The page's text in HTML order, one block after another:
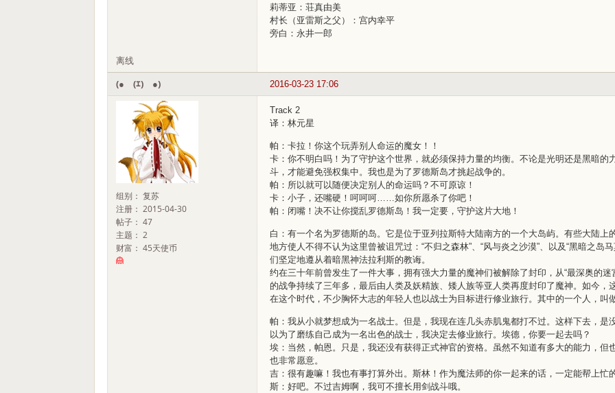
莉蒂亚：荘真由美
村长（亚雷斯之父）：宫内幸平
旁白：永井一郎
离线
2016-03-23 17:06
(●￣(ｴ)￣●)
组别： 复苏
注册： 2015-04-30
帖子： 47
主题： 2
财富： 45天使币
Track 2
译：林元星
帕：卡拉！你这个玩弄别人命运的魔女！！
卡：你不明白吗！为了守护这个世界，就必须保持力量的均衡。不论是光明还是黑暗
斗，才能避免强权集中。我也是为了罗德斯岛才挑起战争的。
帕：所以就可以随便决定别人的命运吗？不可原谅！
卡：小子，还嘴硬！呵呵呵……如你所愿杀了你吧！
帕：闭嘴！决不让你搅乱罗德斯岛！我一定要，守护这片大地！
白：有一个名为罗德斯的岛。它是位于亚列拉斯特大陆南方的一个大岛屿。有些大陆上
地方使人不得不认为这里曾被诅咒过：“不归之森林”、“风与炎之沙漠”、以及“黑暗之岛
们坚定地遵从着暗黑神法拉利斯的教诲。
约在三十年前曾发生了一件大事，拥有强大力量的魔神们被解除了封印，从“最深奥的
的战争持续了三年多，最后由人类及妖精族、矮人族等亚人类再度封印了魔神。如今，
在这个时代，不少胸怀大志的年轻人也以战士为目标进行修业旅行。其中的一个人，叫做
帕：我从小就梦想成为一名战士。但是，我现在连几头赤肌鬼都打不过。这样下去，
以为了磨练自己成为一名出色的战士，我决定去修业旅行。埃德，你要一起去吗？
埃：当然，帕恩。只是，我还没有获得正式神官的资格。虽然不知道有多大的能力，
也非常愿意。
吉：很有趣嘛！我也有事打算外出。斯林！作为魔法师的你一起来的话，一定能帮上忙的
斯：好吧。不过吉姆啊，我可不擅长用剑战斗哦。